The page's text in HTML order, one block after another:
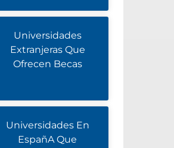
Universidades
Extranjeras Que
Ofrecen Becas
Universidades En
EspañA Que